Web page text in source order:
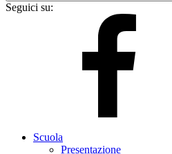
Seguici su:
Scuola
Presentazione